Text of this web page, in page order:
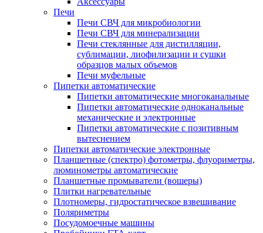
Печи
Печи СВЧ для микробиологии
Печи СВЧ для минерализации
Печи стеклянные для дистилляции,
сублимации, лиофилизации и сушки
образцов малых объемов
Печи муфельные
Пипетки автоматические
Пипетки автоматические многоканальные
Пипетки автоматические одноканальные
механические и электронные
Пипетки автоматические с позитивным
вытеснением
Пипетки автоматические электронные
Планшетные (спектро) фотометры, флуориметры,
люминометры автоматические
Планшетные промыватели (вошеры)
Плитки нагревательные
Плотномеры, гидростатическое взвешивание
Поляриметры
Посудомоечные машины